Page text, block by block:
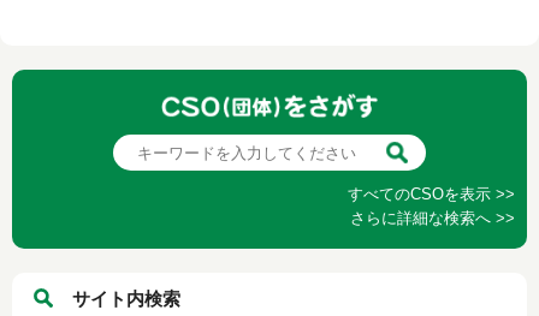
すべてのCSOを表示 >>
さらに詳細な検索へ >>
サイト内検索